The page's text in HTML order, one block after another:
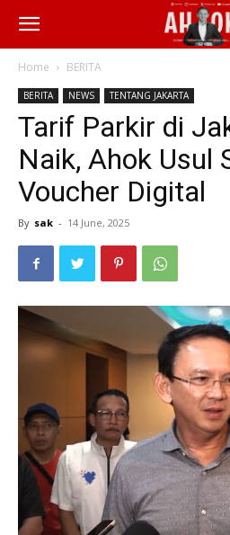
Home BERITA
BERITA NEWS TENTANG JAKARTA
Tarif Parkir di
Naik, Ahok Usul
Voucher Digital
By sak - 14 June, 2025